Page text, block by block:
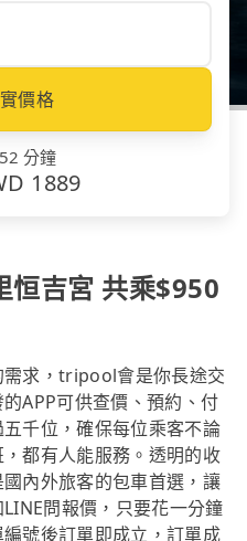
價格
52 分鐘
1889
恒吉宮 共乘$950
求，tripool會是你長途交
APP可供查價、預約、付
千位，確保每位乘客不論
都有人能服務。透明的收
內外旅客的包車首選，讓
問報價，只要花一分鐘
號後訂單即成立，訂單成